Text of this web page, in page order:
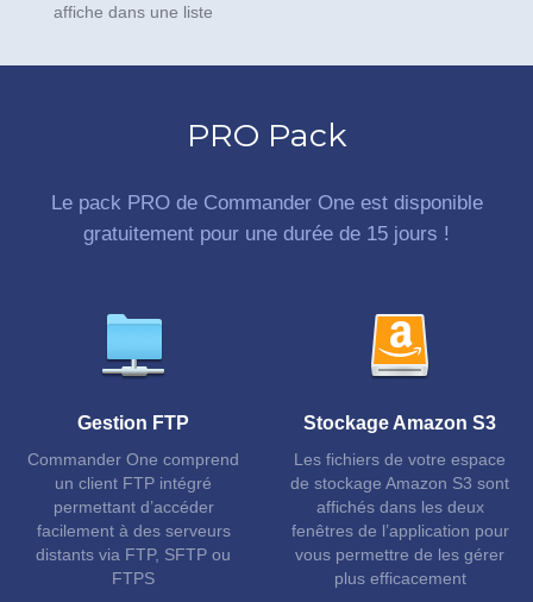
affiche dans une liste
PRO Pack
Le pack PRO de Commander One est disponible
gratuitement pour une durée de 15 jours !
Gestion FTP
Commander One comprend
un client FTP intégré
permettant d’accéder
facilement à des serveurs
distants via FTP, SFTP ou
FTPS
Stockage Amazon S3
Les fichiers de votre espace
de stockage Amazon S3 sont
affichés dans les deux
fenêtres de l’application pour
vous permettre de les gérer
plus efficacement